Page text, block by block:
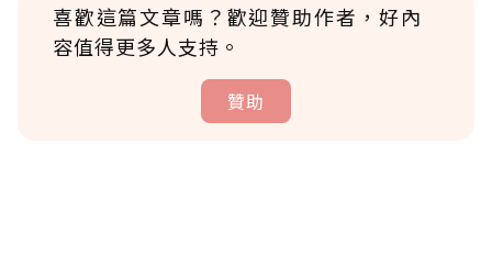
喜歡這篇文章嗎？歡迎贊助作者，好內
容值得更多人支持。
贊助